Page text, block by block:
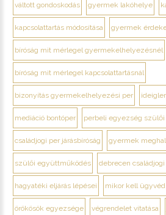
váltott gondoskodás gyermek lakóhelye
kapcsolattartás módosítása gyermek
bíróság mit mérlegel gyermekelhelyezésnél
bíróság mit mérlegel kapcsolattartásnál
bizonyítás gyermekelhelyezési per
mediáció bontóper perbeli egyezség
családjogi per járásbíróság gyermek
szülői együttműködés debrecen
hagyatéki eljárás lépései mikor kell
örökösök egyezsége végrendelet vitatása